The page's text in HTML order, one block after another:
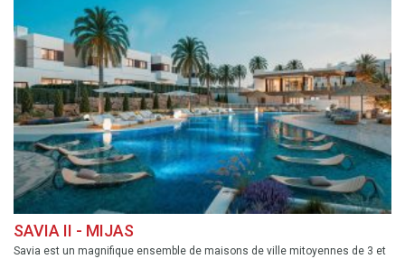
SAVIA II - MIJAS
Savia est un magnifique ensemble de maisons de ville mitoyennes de 3 et